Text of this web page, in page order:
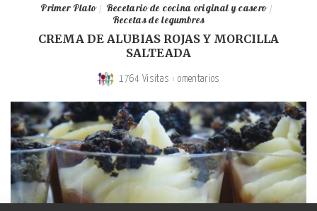
Primer Plato Recetario de cocina original y casero
Recetas de legumbres
CREMA DE ALUBIAS ROJAS Y MORCILLA
SALTEADA
1764 Visitas omentarios